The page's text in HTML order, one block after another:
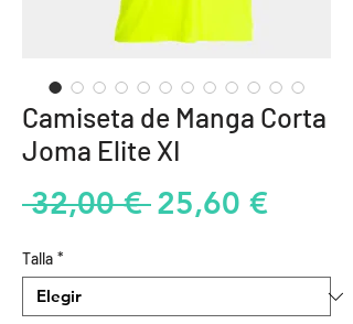
Camiseta de Manga Corta
Joma Elite XI
32,00 € Precio
25,60 €Precio
oferta
Talla *